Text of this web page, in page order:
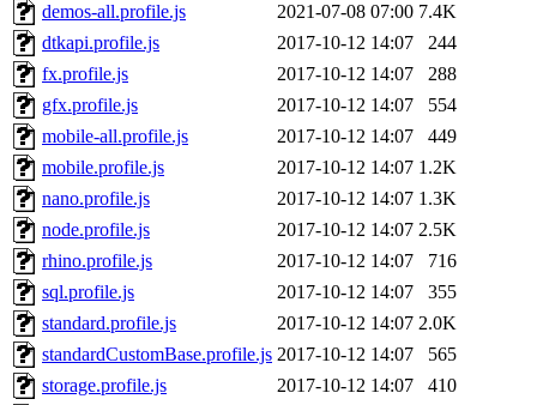
demos-all.profile.js
2021-07-08 07:00 7.4K
dtkapi.profile.js
2017-10-12 14:07
244
fx.profile.js
2017-10-12 14:07
288
gfx.profile.js
2017-10-12 14:07
554
mobile-all.profile.js
2017-10-12 14:07
449
mobile.profile.js
2017-10-12 14:07 1.2K
nano.profile.js
2017-10-12 14:07 1.3K
node.profile.js
2017-10-12 14:07 2.5K
rhino.profile.js
2017-10-12 14:07
716
sql.profile.js
2017-10-12 14:07
355
standard.profile.js
2017-10-12 14:07 2.0K
standardCustomBase.profile.js 2017-10-12 14:07
565
storage.profile.js
2017-10-12 14:07
410